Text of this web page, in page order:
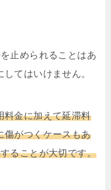
止められることはあ
てはいけません。
料金に加えて延滞料
傷がつくケースもあ
ることが大切です。